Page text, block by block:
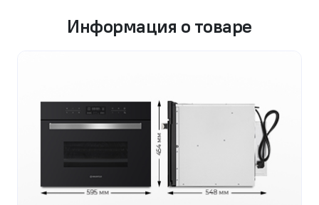
Информация о товаре